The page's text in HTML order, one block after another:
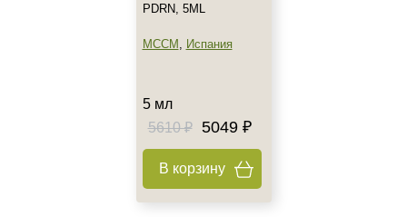
PDRN, 5ML
MCCM , Испания
5 мл
5610 ₽
5049 ₽
В корзину